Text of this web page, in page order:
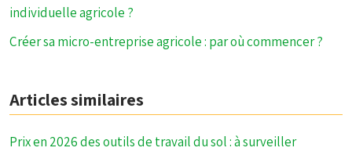
individuelle agricole ?
Créer sa micro-entreprise agricole : par où commencer ?
Articles similaires
Prix en 2026 des outils de travail du sol : à surveiller